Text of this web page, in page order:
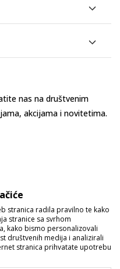
nas na društvenim
akcijama i novitetima.
stranica radila pravilno te kako
stranice sa svrhom
kako bismo personalizovali
društvenih medija i analizirali
stranica prihvatate upotrebu